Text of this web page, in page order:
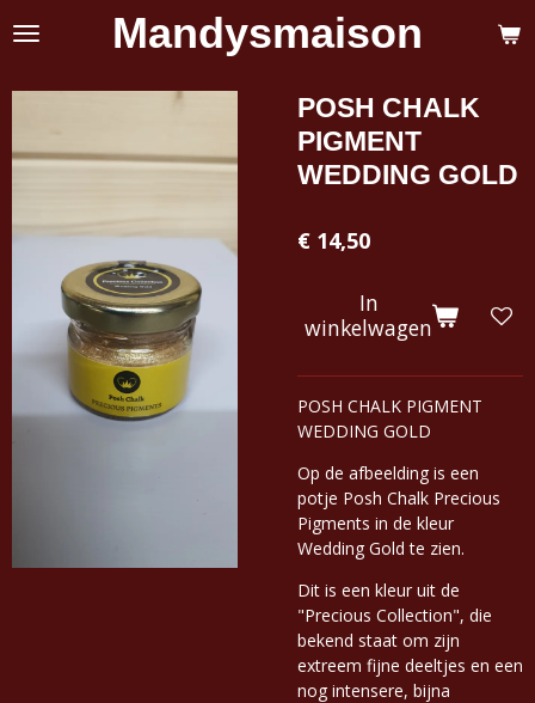
Ga
direct
Mandysmaison
POSH CHALK
PIGMENT
WEDDING GOLD
€ 14,50
In
winkelwagen
POSH CHALK PIGMENT
WEDDING GOLD
Op de afbeelding is een
potje Posh Chalk Precious
Pigments in de kleur
Wedding Gold te zien.
Dit is een kleur uit de
"Precious Collection", die
bekend staat om zijn
extreem fijne deeltjes en een
nog intensere, bijna